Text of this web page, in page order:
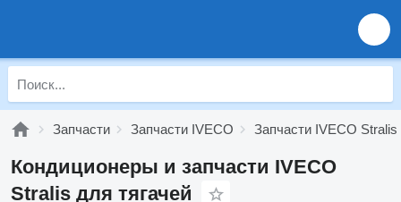
Запчасти Запчасти IVECO Запчасти IVECO Stralis
Кондиционеры и запчасти IVECO
Stralis для тягачей